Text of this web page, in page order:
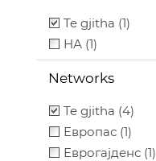
Te gjitha (1)
НА (1)
Networks
Te gjitha (4)
Европас (1)
Еврогајденс (1)